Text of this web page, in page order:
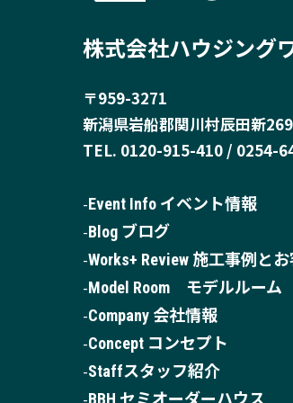
株式会社ハウジング
〒959-3271
新潟県岩船郡関川村辰田新269
TEL. 0120-915-410 / 0254-
Event Info イベント情報
Blog ブログ
Works+ Review 施工事例と
Model Room モデルルーム
Company 会社情報
Concept コンセプト
Staffスタッフ紹介
BBH セミオーダーハウス